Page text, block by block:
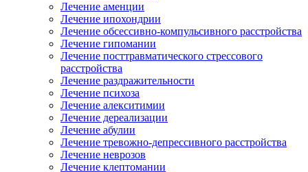
Лечение аменции
Лечение ипохондрии
Лечение обсессивно-компульсивного расстройства
Лечение гипомании
Лечение посттравматического стрессового
расстройства
Лечение раздражительности
Лечение психоза
Лечение алекситимии
Лечение дереализации
Лечение абулии
Лечение тревожно-депрессивного расстройства
Лечение неврозов
Лечение клептомании